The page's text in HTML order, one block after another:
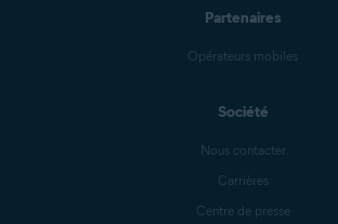
Partenaires
Opérateurs mobiles
Société
Nous contacter
Carrières
Centre de presse